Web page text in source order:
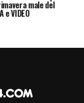
score di tutto
TOP NEWS
male del
e VIDEO